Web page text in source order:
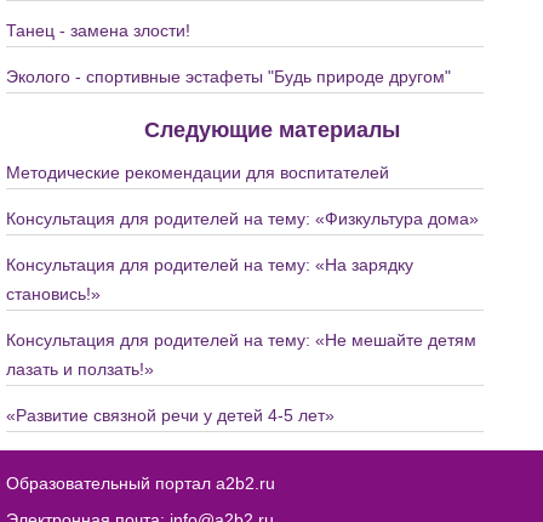
Танец - замена злости!
Эколого - спортивные эстафеты "Будь природе другом"
Следующие материалы
Методические рекомендации для воспитателей
Консультация для родителей на тему: «Физкультура дома»
Консультация для родителей на тему: «На зарядку
становись!»
Консультация для родителей на тему: «Не мешайте детям
лазать и ползать!»
«Развитие связной речи у детей 4-5 лет»
Образовательный портал a2b2.ru